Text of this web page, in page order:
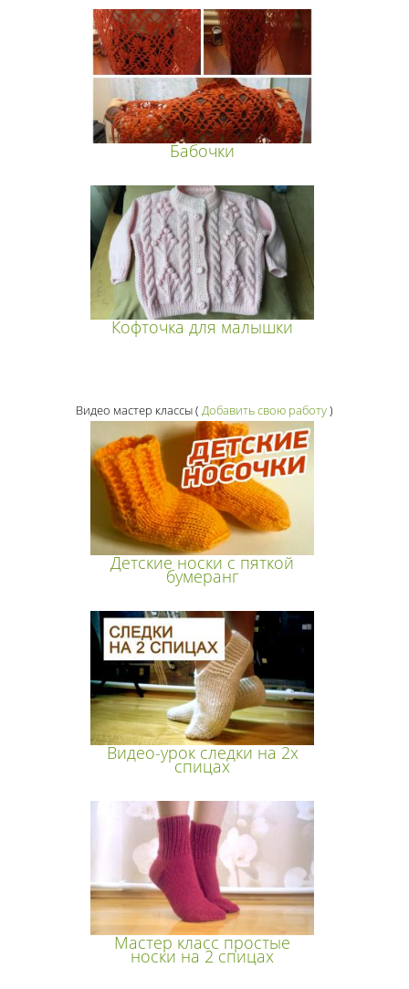
Бабочки
Кофточка для малышки
Видео мастер классы( Добавить свою работу)
Детские носки с пяткой
бумеранг
Видео-урок следки на 2х
спицах
Мастер класс простые
носки на 2 спицах